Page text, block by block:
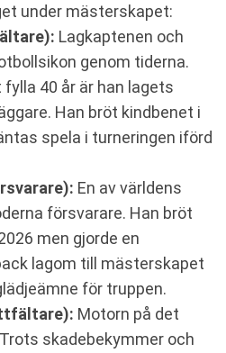
under mästerskapet:
Lagkaptenen och
genom tiderna.
40 år är han lagets
Han bröt kindbenet i
spela i turneringen iförd
En av världens
försvarare. Han bröt
men gjorde en
lagom till mästerskapet
för truppen.
Motorn på det
skadebekymmer och